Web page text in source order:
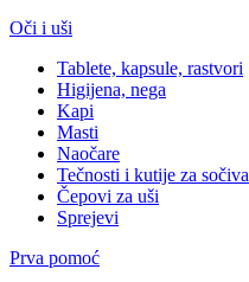
Oči i uši
Tablete, kapsule, rastvori
Higijena, nega
Kapi
Masti
Naočare
Tečnosti i kutije za sočiva
Čepovi za uši
Sprejevi
Prva pomoć